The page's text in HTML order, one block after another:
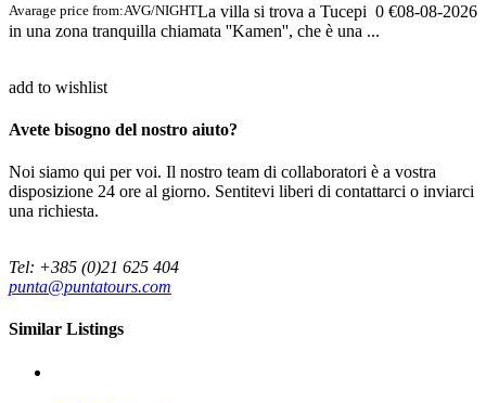
Avarage price from: 08-08-2026
AVG/NIGHT 0 €
La villa si trova a Tucepi
in una zona tranquilla chiamata ''Kamen'', che è una ...
add to wishlist
Avete bisogno del nostro aiuto?
Noi siamo qui per voi. Il nostro team di collaboratori è a vostra
disposizione 24 ore al giorno. Sentitevi liberi di contattarci o inviarci
una richiesta.
Tel: +385 (0)21 625 404
punta@puntatours.com
Similar Listings